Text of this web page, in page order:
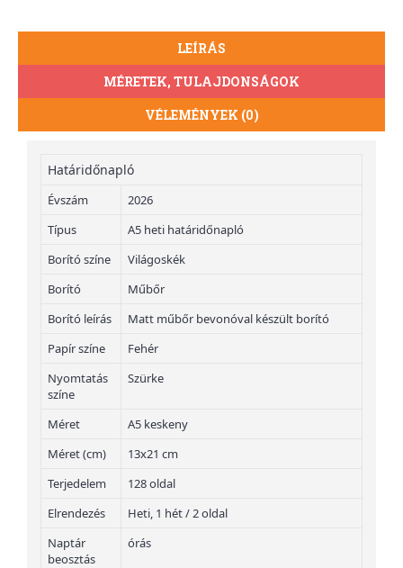
LEÍRÁS
MÉRETEK, TULAJDONSÁGOK
VÉLEMÉNYEK (0)
Határidőnapló
Évszám
2026
Típus
A5 heti határidőnapló
Borító színe
Világoskék
Borító
Műbőr
Borító leírás
Matt műbőr bevonóval készült borító
Papír színe
Fehér
Nyomtatás
színe
Szürke
Méret
A5 keskeny
Méret (cm)
13x21 cm
Terjedelem
128 oldal
Elrendezés
Heti, 1 hét / 2 oldal
Naptár
beosztás
órás